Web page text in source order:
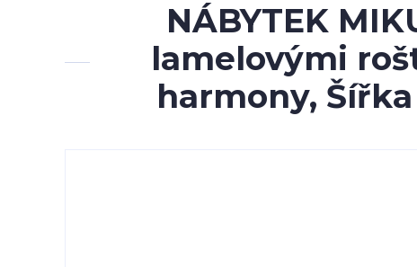
NÁBYTEK
lamelovými
harmony,